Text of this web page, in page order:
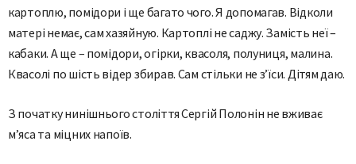
картоплю, помідори і ще багато чого. Я допомагав. Відколи
матері немає, сам хазяйную. Картоплі не саджу. Замість неї –
кабаки. А ще – помідори, огірки, квасоля, полуниця, малина.
Квасолі по шість відер збирав. Сам стільки не з’їси. Дітям даю.
З початку нинішнього століття Сергій Полонін не вживає
м’яса та міцних напоїв.